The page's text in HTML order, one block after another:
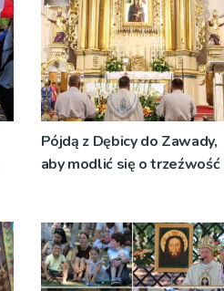
Pójdą z Dębicy do Zawady,
aby modlić się o trzeźwość